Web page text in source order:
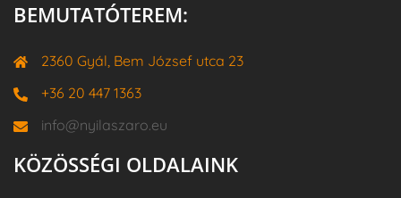
BEMUTATÓTEREM:
2360 Gyál, Bem József utca 23
+36 20 447 1363
info@nyilaszaro.eu
KÖZÖSSÉGI OLDALAINK